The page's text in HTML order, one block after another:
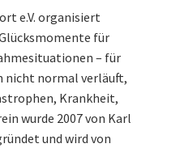
e.V. organisiert
für
– für
nicht normal verläuft,
Krankheit,
wurde 2007 von Karl
und wird von